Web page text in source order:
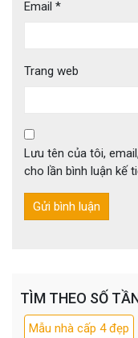
Email *
Trang web
Lưu tên của tôi,
cho lần bình luận kế
TÌM THEO SỐ
Mẫu nhà cấp 4 đẹp